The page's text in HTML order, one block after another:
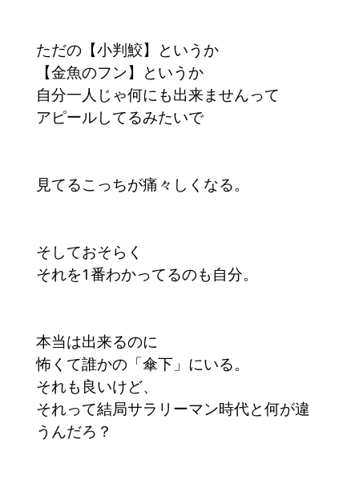
ただの【小判鮫】というか
【金魚のフン】というか
自分一人じゃ何にも出来ませんって
アピールしてるみたいで
見てるこっちが痛々しくなる。
そしておそらく
それを1番わかってるのも自分。
本当は出来るのに
怖くて誰かの「傘下」にいる。
それも良いけど、
それって結局サラリーマン時代と何が違
うんだろ？